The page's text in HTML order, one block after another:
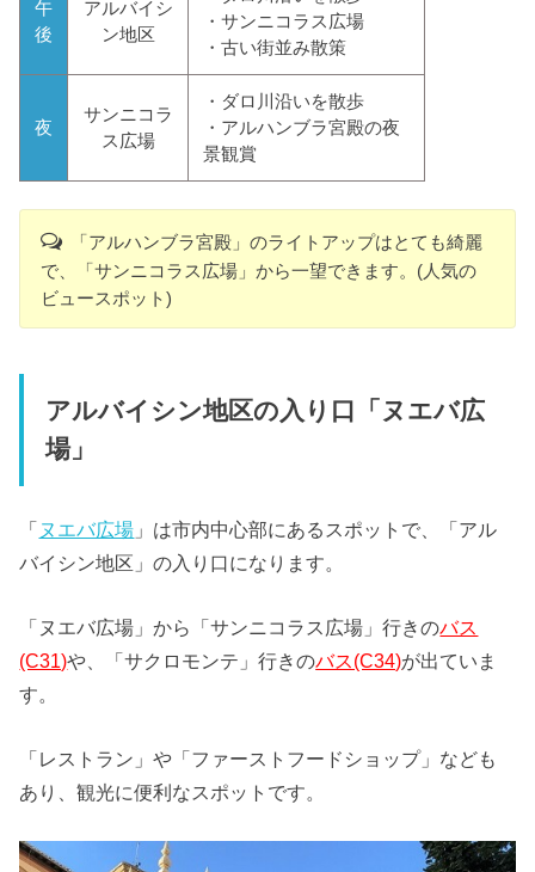
午
後
アルバイシ
ン地区
・サンニコラス広場
・古い街並み散策
夜
サンニコラ
ス広場
・ダロ川沿いを散歩
・アルハンブラ宮殿の夜
景観賞
「アルハンブラ宮殿」のライトアップはとても綺麗
で、「サンニコラス広場」から一望できます。(人気の
ビュースポット)
アルバイシン地区の入り口「ヌエバ広
場」
「 ヌエバ広場 」は市内中心部にあるスポットで、「アル
バイシン地区」の入り口になります。
「ヌエバ広場」から「サンニコラス広場」行きのバス
(C31)や、「サクロモンテ」行きのバス(C34)が出ていま
す。
「レストラン」や「ファーストフードショップ」なども
あり、観光に便利なスポットです。